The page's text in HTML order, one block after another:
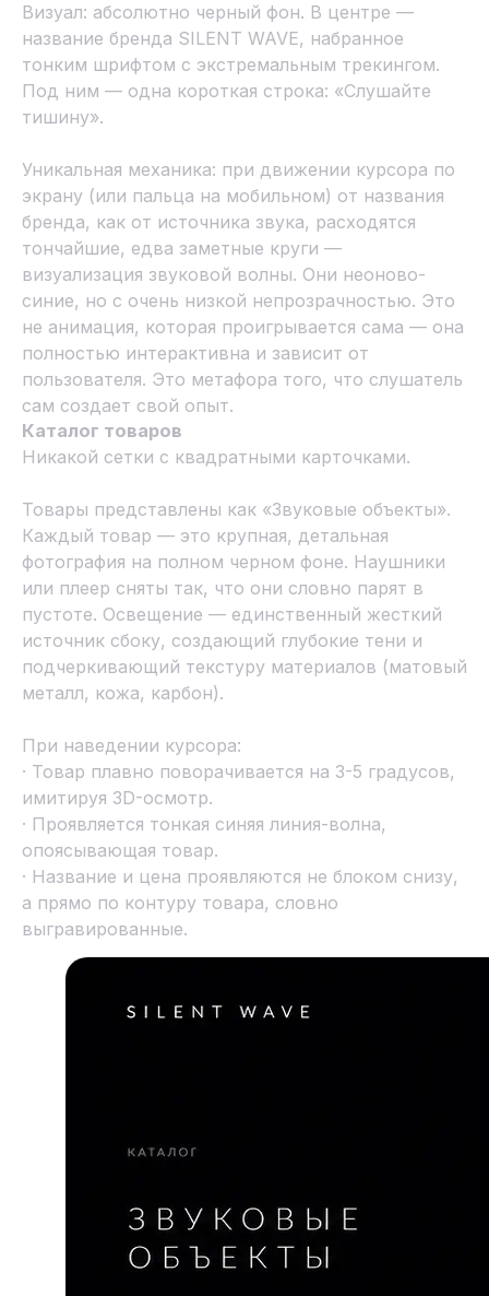
Визуал: абсолютно черный фон. В центре —
название бренда SILENT WAVE, набранное
тонким шрифтом с экстремальным трекингом.
Под ним — одна короткая строка: «Слушайте
тишину».
Уникальная механика: при движении курсора по
экрану (или пальца на мобильном) от названия
бренда, как от источника звука, расходятся
тончайшие, едва заметные круги —
визуализация звуковой волны. Они неоново-
синие, но с очень низкой непрозрачностью. Это
не анимация, которая проигрывается сама — она
полностью интерактивна и зависит от
пользователя. Это метафора того, что слушатель
сам создает свой опыт.
Каталог товаров
Никакой сетки с квадратными карточками.
Товары представлены как «Звуковые объекты».
Каждый товар — это крупная, детальная
фотография на полном черном фоне. Наушники
или плеер сняты так, что они словно парят в
пустоте. Освещение — единственный жесткий
источник сбоку, создающий глубокие тени и
подчеркивающий текстуру материалов (матовый
металл, кожа, карбон).
При наведении курсора:
· Товар плавно поворачивается на 3-5 градусов,
имитируя 3D-осмотр.
· Проявляется тонкая синяя линия-волна,
опоясывающая товар.
· Название и цена проявляются не блоком снизу,
а прямо по контуру товара, словно
выгравированные.